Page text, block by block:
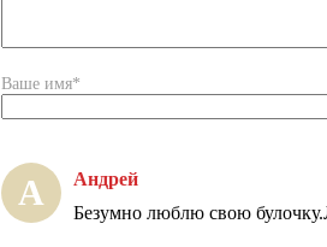
Ваше имя*
А Андрей
Безумно люблю свою